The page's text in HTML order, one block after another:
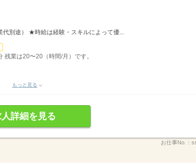
代別途） ★時給は経験・スキルによって優...
業は20〜20（時間/月）です。
もっと見る
詳細を見る
お仕事No.：